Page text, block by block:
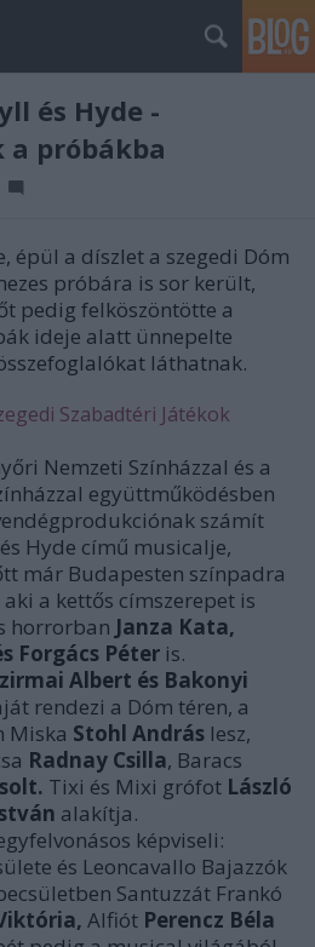
és Hyde -
próbákba
épül a díszlet a szegedi Dóm
próbára is sor került,
pedig felköszöntötte a
ideje alatt ünnepelte
láthatnak.
Szabadtéri Játékok
Nemzeti Színházzal és a
együttműködésben
számít
Hyde című musicalje,
már Budapesten színpadra
a kettős címszerepet is
horrorban Janza Kata,
Forgács Péter is.
Albert és Bakonyi
rendezi a Dóm téren, a
Miska Stohl András lesz,
Radnay Csilla, Baracs
Tixi és Mixi grófot László
alakítja.
képviseli:
és Leoncavallo Bajazzók
Santuzzát Frankó
Alfiót Perencz Béla